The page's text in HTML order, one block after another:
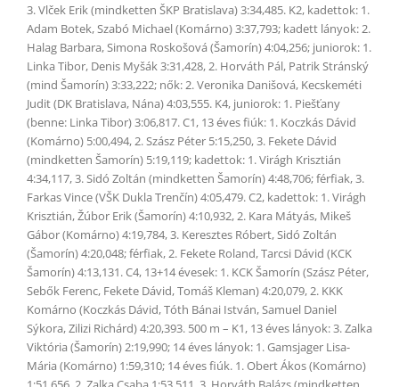
3. Vlček Erik (mindketten ŠKP Bratislava) 3:34,485. K2, kadettok: 1.
Adam Botek, Szabó Michael (Komárno) 3:37,793; kadett lányok: 2.
Halag Barbara, Simona Roskošová (Šamorín) 4:04,256; juniorok: 1.
Linka Tibor, Denis Myšák 3:31,428, 2. Horváth Pál, Patrik Stránský
(mind Šamorín) 3:33,222; nők: 2. Veronika Danišová, Kecskeméti
Judit (DK Bratislava, Nána) 4:03,555. K4, juniorok: 1. Piešťany
(benne: Linka Tibor) 3:06,817. C1, 13 éves fiúk: 1. Koczkás Dávid
(Komárno) 5:00,494, 2. Szász Péter 5:15,250, 3. Fekete Dávid
(mindketten Šamorín) 5:19,119; kadettok: 1. Virágh Krisztián
4:34,117, 3. Sidó Zoltán (mindketten Šamorín) 4:48,706; férfiak, 3.
Farkas Vince (VŠK Dukla Trenčín) 4:05,479. C2, kadettok: 1. Virágh
Krisztián, Žúbor Erik (Šamorín) 4:10,932, 2. Kara Mátyás, Mikeš
Gábor (Komárno) 4:19,784, 3. Keresztes Róbert, Sidó Zoltán
(Šamorín) 4:20,048; férfiak, 2. Fekete Roland, Tarcsi Dávid (KCK
Šamorín) 4:13,131. C4, 13+14 évesek: 1. KCK Šamorín (Szász Péter,
Sebők Ferenc, Fekete Dávid, Tomáš Kleman) 4:20,079, 2. KKK
Komárno (Koczkás Dávid, Tóth Bánai István, Samuel Daniel
Sýkora, Zilizi Richárd) 4:20,393. 500 m – K1, 13 éves lányok: 3. Zalka
Viktória (Šamorín) 2:19,990; 14 éves lányok: 1. Gamsjager Lisa-
Mária (Komárno) 1:59,310; 14 éves fiúk. 1. Obert Ákos (Komárno)